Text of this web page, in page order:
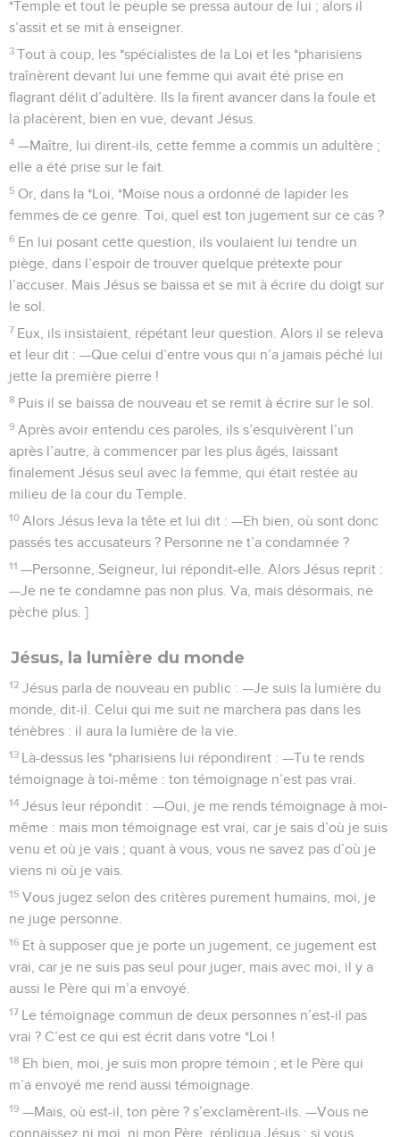
*Temple et tout le peuple se pressa autour de lui ; alors il
s’assit et se mit à enseigner.
3 Tout à coup, les *spécialistes de la Loi et les *pharisiens
traînèrent devant lui une femme qui avait été prise en
flagrant délit d’adultère. Ils la firent avancer dans la foule et
la placèrent, bien en vue, devant Jésus.
4 —Maître, lui dirent-ils, cette femme a commis un adultère ;
elle a été prise sur le fait.
5 Or, dans la *Loi, *Moïse nous a ordonné de lapider les
femmes de ce genre. Toi, quel est ton jugement sur ce cas ?
6 En lui posant cette question, ils voulaient lui tendre un
piège, dans l’espoir de trouver quelque prétexte pour
l’accuser. Mais Jésus se baissa et se mit à écrire du doigt sur
le sol.
7 Eux, ils insistaient, répétant leur question. Alors il se releva
et leur dit : —Que celui d’entre vous qui n’a jamais péché lui
jette la première pierre !
8 Puis il se baissa de nouveau et se remit à écrire sur le sol.
9 Après avoir entendu ces paroles, ils s’esquivèrent l’un
après l’autre, à commencer par les plus âgés, laissant
finalement Jésus seul avec la femme, qui était restée au
milieu de la cour du Temple.
10 Alors Jésus leva la tête et lui dit : —Eh bien, où sont donc
passés tes accusateurs ? Personne ne t’a condamnée ?
11 —Personne, Seigneur, lui répondit-elle. Alors Jésus reprit :
—Je ne te condamne pas non plus. Va, mais désormais, ne
pèche plus. ]
Jésus, la lumière du monde
12 Jésus parla de nouveau en public : —Je suis la lumière du
monde, dit-il. Celui qui me suit ne marchera pas dans les
ténèbres : il aura la lumière de la vie.
13 Là-dessus les *pharisiens lui répondirent : —Tu te rends
témoignage à toi-même : ton témoignage n’est pas vrai.
14 Jésus leur répondit : —Oui, je me rends témoignage à moi-
même : mais mon témoignage est vrai, car je sais d’où je suis
venu et où je vais ; quant à vous, vous ne savez pas d’où je
viens ni où je vais.
15 Vous jugez selon des critères purement humains, moi, je
ne juge personne.
16 Et à supposer que je porte un jugement, ce jugement est
vrai, car je ne suis pas seul pour juger, mais avec moi, il y a
aussi le Père qui m’a envoyé.
17 Le témoignage commun de deux personnes n’est-il pas
vrai ? C’est ce qui est écrit dans votre *Loi !
18 Eh bien, moi, je suis mon propre témoin ; et le Père qui
m’a envoyé me rend aussi témoignage.
19 —Mais, où est-il, ton père ? s’exclamèrent-ils. —Vous ne
connaissez ni moi, ni mon Père, répliqua Jésus ; si vous